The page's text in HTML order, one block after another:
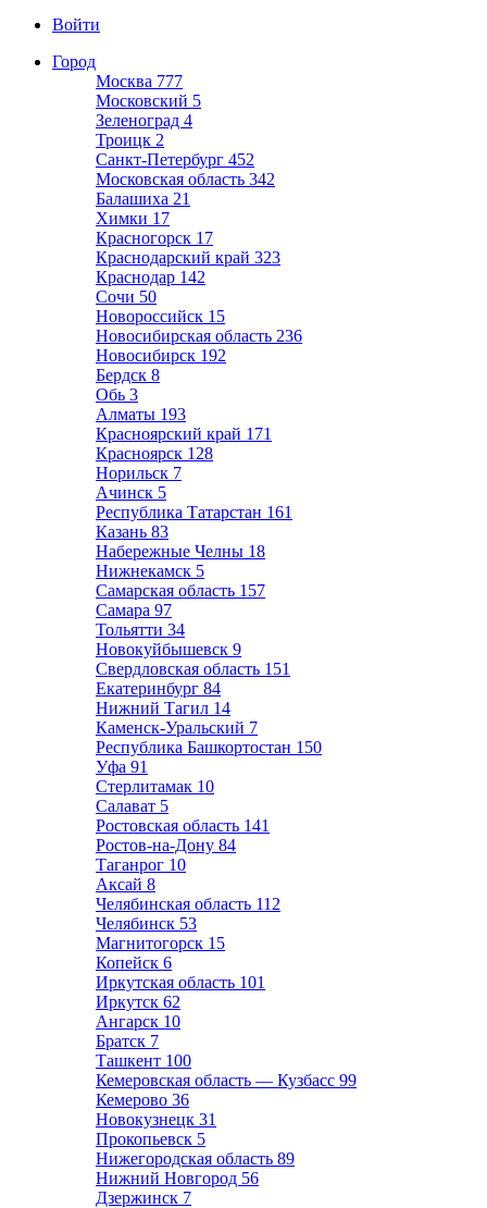
Войти
Город
Москва 777
Московский 5
Зеленоград 4
Троицк 2
Санкт-Петербург 452
Московская область 342
Балашиха 21
Химки 17
Красногорск 17
Краснодарский край 323
Краснодар 142
Сочи 50
Новороссийск 15
Новосибирская область 236
Новосибирск 192
Бердск 8
Обь 3
Алматы 193
Красноярский край 171
Красноярск 128
Норильск 7
Ачинск 5
Республика Татарстан 161
Казань 83
Набережные Челны 18
Нижнекамск 5
Самарская область 157
Самара 97
Тольятти 34
Новокуйбышевск 9
Свердловская область 151
Екатеринбург 84
Нижний Тагил 14
Каменск-Уральский 7
Республика Башкортостан 150
Уфа 91
Стерлитамак 10
Салават 5
Ростовская область 141
Ростов-на-Дону 84
Таганрог 10
Аксай 8
Челябинская область 112
Челябинск 53
Магнитогорск 15
Копейск 6
Иркутская область 101
Иркутск 62
Ангарск 10
Братск 7
Ташкент 100
Кемеровская область — Кузбасс 99
Кемерово 36
Новокузнецк 31
Прокопьевск 5
Нижегородская область 89
Нижний Новгород 56
Дзержинск 7